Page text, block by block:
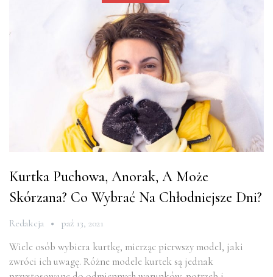
Kurtka Puchowa, Anorak, A Może
Skórzana? Co Wybrać Na Chłodniejsze Dni?
Redakcja paź 13, 2021
Wiele osób wybiera kurtkę, mierząc pierwszy model, jaki
zwróci ich uwagę. Różne modele kurtek są jednak